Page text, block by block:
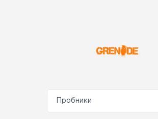
Пробники